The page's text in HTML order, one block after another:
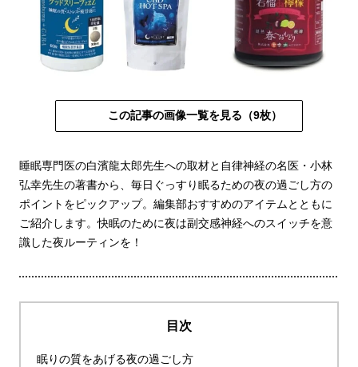
この記事の画像一覧を見る（9枚）
睡眠専門医の白濱龍太郎先生への取材と自律神経の名医・小林
弘幸先生の著書から、毎日ぐっすり眠るための夜の過ごし方の
ポイントをピックアップ。編集部おすすめのアイテムとともに
ご紹介します。快眠のために夜は副交感神経へのスイッチを意
識した夜ルーティンを！
目次
眠りの質をあげる夜の過ごし方